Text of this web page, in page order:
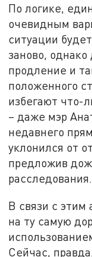
По логике,
очевидным
ситуации
заново, однако
продление и
положенного
избегают что-
– даже мэр
недавнего
уклонился от
предложив
расследования.
В связи с этим
на ту самую
Сейчас,